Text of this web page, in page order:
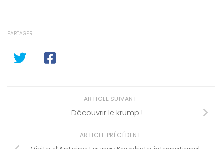
PARTAGER
ARTICLE SUIVANT
Découvrir le krump !
ARTICLE PRÉCÉDENT